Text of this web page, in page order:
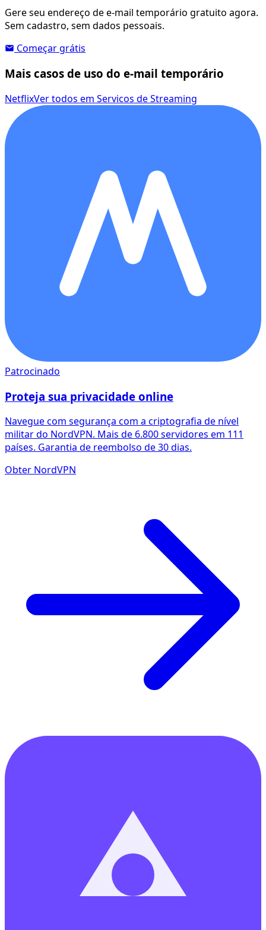
Gere seu endereço de e-mail temporário gratuito agora.
Sem cadastro, sem dados pessoais.
Começar grátis
Mais casos de uso do e-mail temporário
NetflixVer todos em Servicos de Streaming
Patrocinado
Proteja sua privacidade online
Navegue com segurança com a criptografia de nível
militar do NordVPN. Mais de 6.800 servidores em 111
países. Garantia de reembolso de 30 dias.
Obter NordVPN